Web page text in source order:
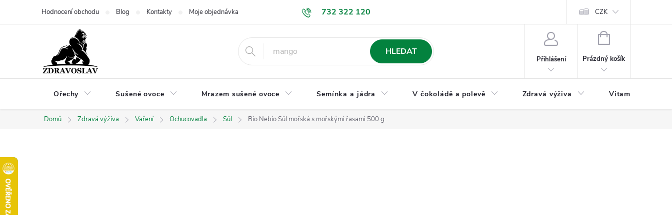
732 322 120
Hodnocení obchodu Blog Kontakty Moje objednávka GDPR a ochrana osobních údajů Jak nakupovat Formulář pro odstoupení od
CZK
HLEDAT
Přihlášení
NÁKUPNÍ
Prázdný košík
Ořechy Sušené ovoce Mrazem sušené ovoce Semínka a jádra V čokoládě a polevě Zdravá výživa Vitamíny a
Domů Zdravá výživa Vaření Ochucovadla Sůl Bio Nebio Sůl mořská s mořskými řasami 500 g